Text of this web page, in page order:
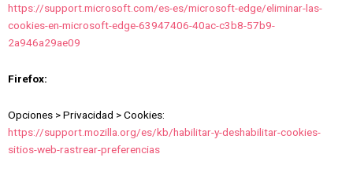
https://support.microsoft.com/es-es/microsoft-edge/eliminar-las-
cookies-en-microsoft-edge-63947406-40ac-c3b8-57b9-
2a946a29ae09
Firefox:
Opciones > Privacidad > Cookies:
https://support.mozilla.org/es/kb/habilitar-y-deshabilitar-cookies-
sitios-web-rastrear-preferencias